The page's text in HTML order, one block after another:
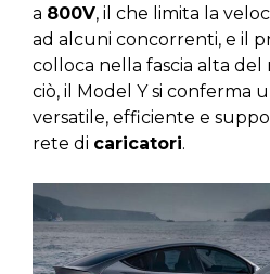
a 800V, il che limita la
ad alcuni concorrenti, e il
colloca nella fascia alta
ciò, il Model Y si conferma
versatile, efficiente e
rete di caricatori.